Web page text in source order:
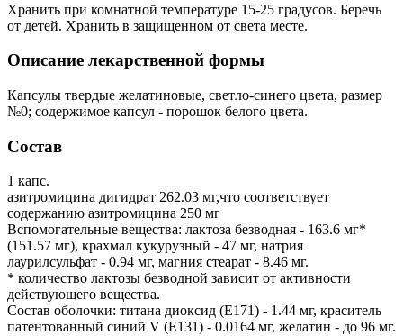
Хранить при комнатной температуре 15-25 градусов. Беречь
от детей. Хранить в защищенном от света месте.
Описание лекарственной формы
Капсулы твердые желатиновые, светло-синего цвета, размер
№0; содержимое капсул - порошок белого цвета.
Состав
1 капс.
азитромицина дигидрат 262.03 мг,что соответствует
содержанию азитромицина 250 мг
Вспомогательные вещества: лактоза безводная - 163.6 мг*
(151.57 мг), крахмал кукурузный - 47 мг, натрия
лаурилсульфат - 0.94 мг, магния стеарат - 8.46 мг.
* количество лактозы безводной зависит от активности
действующего вещества.
Состав оболочки: титана диоксид (Е171) - 1.44 мг, краситель
патентованный синий V (E131) - 0.0164 мг, желатин - до 96 мг.